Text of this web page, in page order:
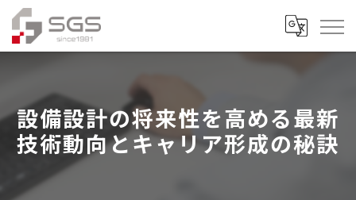
設備設計の将来性を高める最新
技術動向とキャリア形成の秘訣